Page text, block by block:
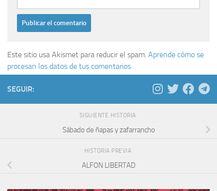
Este sitio usa Akismet para reducir el spam. Aprende cómo se
procesan los datos de tus comentarios.
SEGUIR:
SIGUIENTE HISTORIA
Sábado de ñapas y zafarrancho
HISTORIA PREVIA
ALFON LIBERTAD